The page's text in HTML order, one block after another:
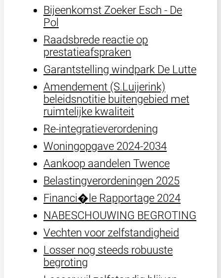
Bijeenkomst Zoeker Esch - De
Pol
Raadsbrede reactie op
prestatieafspraken
Garantstelling windpark De Lutte
Amendement (S.Luijerink)
beleidsnotitie buitengebied met
ruimtelijke kwaliteit
Re-integratieverordening
Woningopgave 2024-2034
Aankoop aandelen Twence
Belastingverordeningen 2025
Financi�le Rapportage 2024
NABESCHOUWING BEGROTING
Vechten voor zelfstandigheid
Losser nog steeds robuuste
begroting